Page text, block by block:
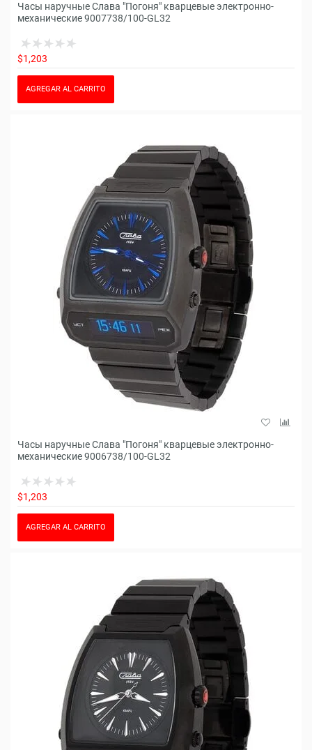
Часы наручные Слава "Погоня" кварцевые электронно-
механические 9007738/100-GL32
$1,203
AGREGAR AL CARRITO
Часы наручные Слава "Погоня" кварцевые электронно-
механические 9006738/100-GL32
$1,203
AGREGAR AL CARRITO